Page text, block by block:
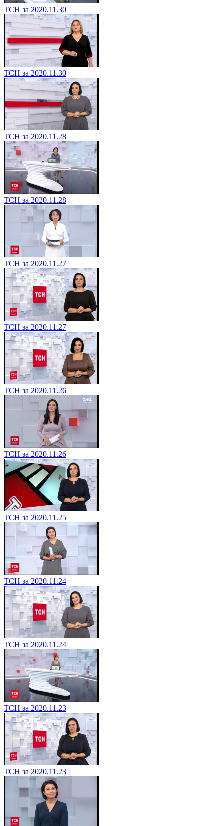
ТСН за 2020.11.30
ТСН за 2020.11.30
ТСН за 2020.11.28
ТСН за 2020.11.28
ТСН за 2020.11.27
ТСН за 2020.11.27
ТСН за 2020.11.26
ТСН за 2020.11.26
ТСН за 2020.11.25
ТСН за 2020.11.24
ТСН за 2020.11.24
ТСН за 2020.11.23
ТСН за 2020.11.23